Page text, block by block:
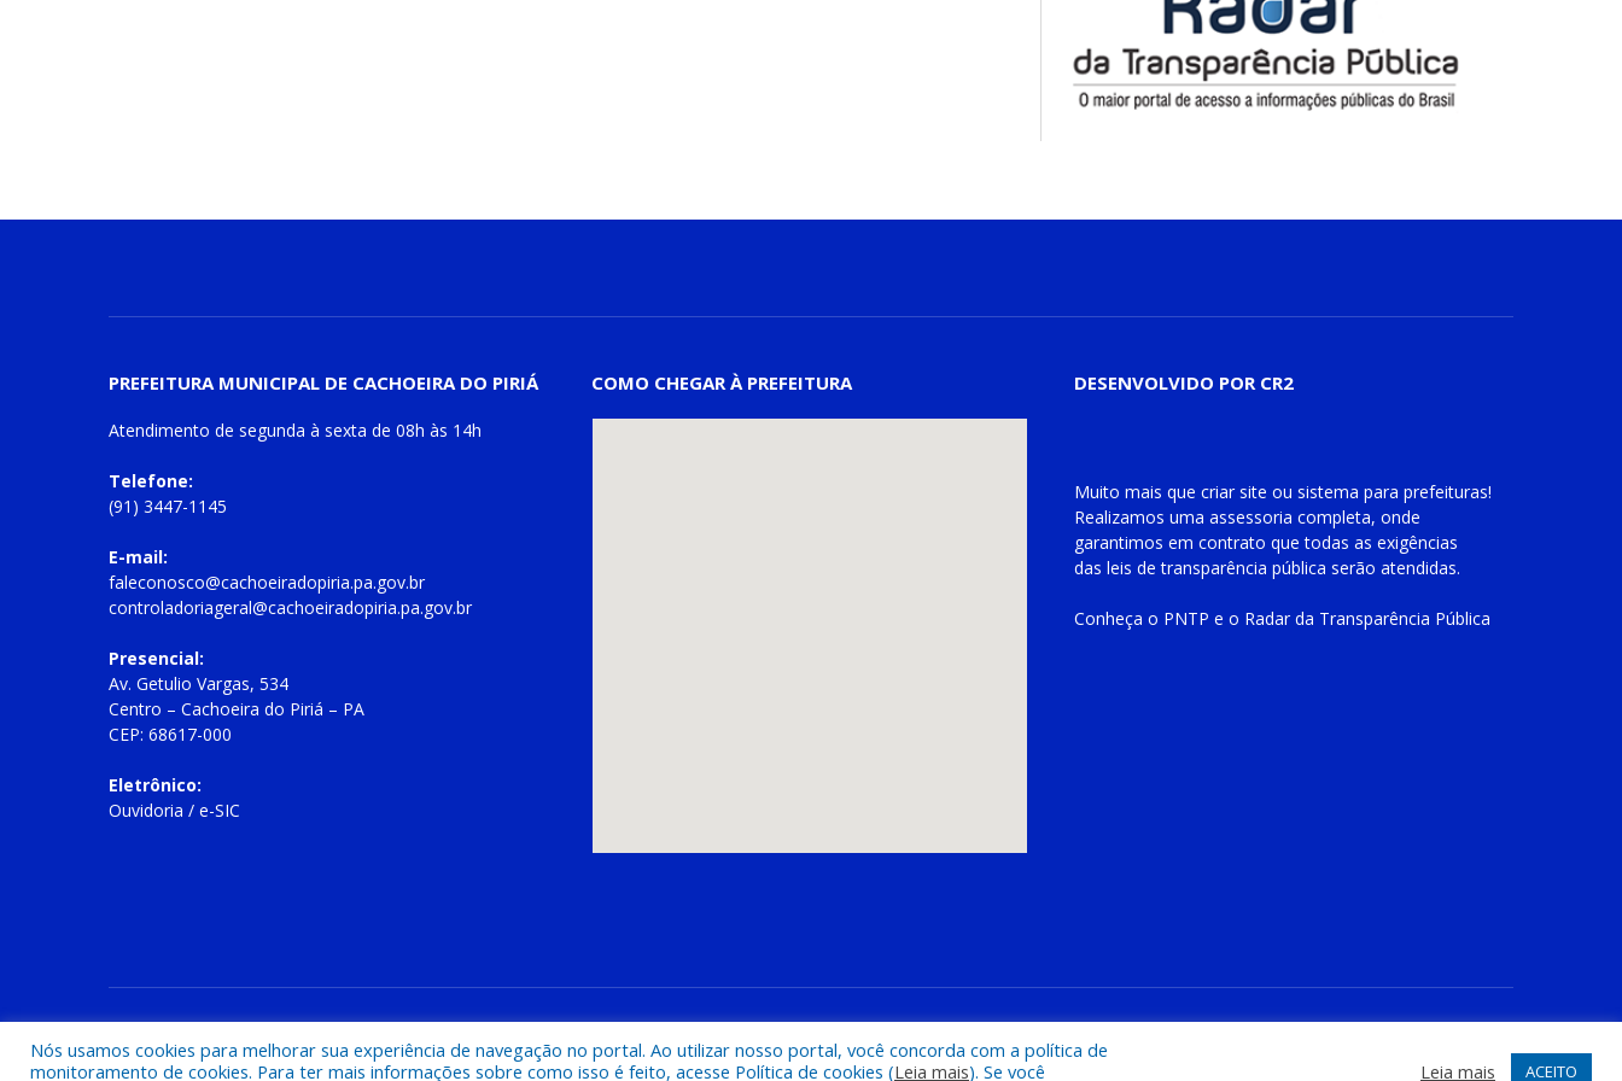
PREFEITURA MUNICIPAL DE CACHOEIRA DO PIRIÁ
Atendimento de segunda à sexta de 08h às 14h
Telefone:
(91) 3447-1145
E-mail:
faleconosco@cachoeiradopiria.pa.gov.br
controladoriageral@cachoeiradopiria.pa.gov.br
Presencial:
Av. Getulio Vargas, 534
Centro – Cachoeira do Piriá – PA
CEP: 68617-000
Eletrônico:
Ouvidoria / e-SIC
COMO CHEGAR À PREFEITURA DESENVOLVIDO POR CR2
Muito mais que criar site ou sistema para prefeituras!
Realizamos uma assessoria completa, onde
garantimos em contrato que todas as exigências
das leis de transparência pública serão atendidas.
Conheça o PNTP e o Radar da Transparência Pública
Nós usamos cookies para melhorar sua experiência de navegação no portal. Ao utilizar nosso portal, você concorda com a política de
monitoramento de cookies. Para ter mais informações sobre como isso é feito, acesse Política de cookies (Leia mais). Se você Leia mais ACEITO